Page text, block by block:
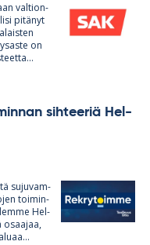
val­tion­
pi­tä­nyt
on
sih­tee­riä Hel­
su­ju­vam­
toi­min­
Hel­
osaa­jaa,